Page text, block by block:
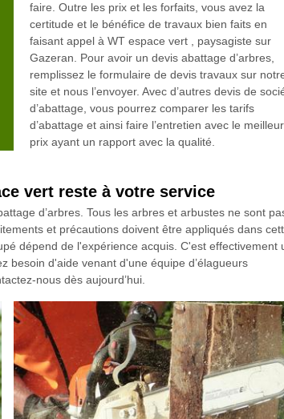
faire. Outre les prix et les forfaits, vous avez la
certitude et le bénéfice de travaux bien faits en
faisant appel à WT espace vert , paysagiste sur
Gazeran. Pour avoir un devis abattage d’arbres,
remplissez le formulaire de devis travaux sur
site et nous l’envoyer. Avec d’autres devis de
d’abattage, vous pourrez comparer les tarifs
d’abattage et ainsi faire l’entretien avec le meilleur
prix ayant un rapport avec la qualité.
vert reste à votre service
d’arbres. Tous les arbres et arbustes ne sont
et précautions doivent être appliqués dans
dépend de l'expérience acquis. C'est effectivement
besoin d'aide venant d'une équipe d’élagueurs
nous dès aujourd’hui.